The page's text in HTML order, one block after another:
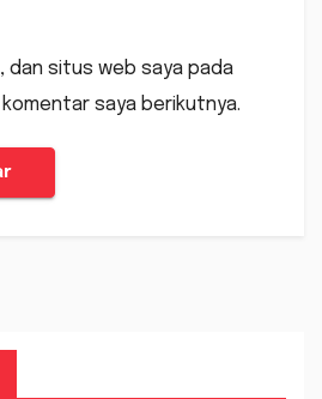
dan situs web saya pada
saya berikutnya.